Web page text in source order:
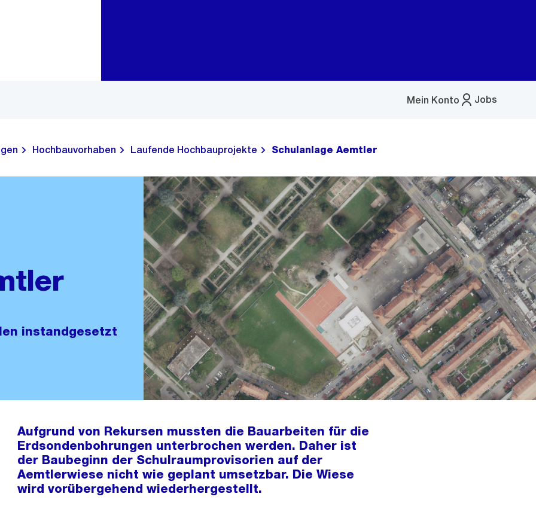
Jobs
Mein Konto
Menü
Hochbauvorhaben Laufende Hochbauprojekte Schulanlage Aemtler
instandgesetzt
Aufgrund von Rekursen mussten die Bauarbeiten für die
Erdsondenbohrungen unterbrochen werden. Daher ist
der Baubeginn der Schulraumprovisorien auf der
Aemtlerwiese nicht wie geplant umsetzbar. Die Wiese
wird vorübergehend wiederhergestellt.